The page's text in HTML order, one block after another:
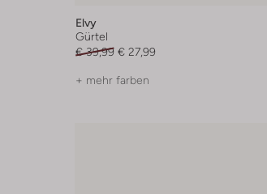
Elvy
Gürtel
€ 39,99 € 27,99
+ mehr farben